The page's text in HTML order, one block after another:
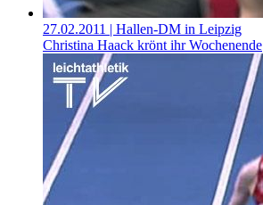
27.02.2011 | Hallen-DM in Leipzig
Christina Haack krönt ihr Wochenende